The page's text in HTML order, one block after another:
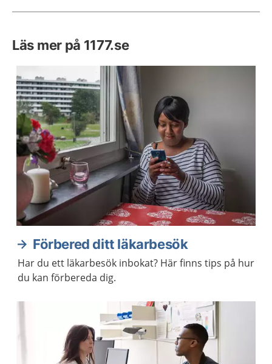
Läs mer på 1177.se
Förbered ditt läkarbesök
Har du ett läkarbesök inbokat? Här finns tips på hur
du kan förbereda dig.